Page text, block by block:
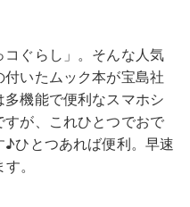
ぐらし」。そんな人気
いたムック本が宝島社
機能で便利なスマホシ
すが、これひとつでおで
ひとつあれば便利。早速
。